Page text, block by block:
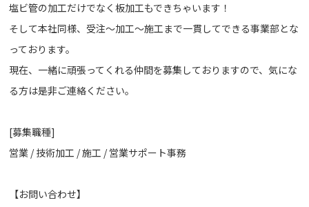
塩ビ管の加工だけでなく板加工もできちゃいます！
そして本社同様、受注～加工～施工まで一貫してできる事業部とな
っております。
現在、一緒に頑張ってくれる仲間を募集しておりますので、気にな
る方は是非ご連絡ください。
[募集職種]
営業 / 技術加工 / 施工 / 営業サポート事務
【お問い合わせ】